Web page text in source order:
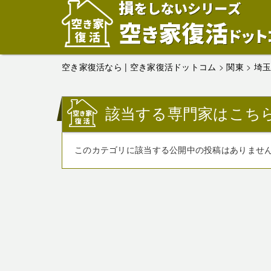
空き家復活なら | 空き家復活ドットコム >関東 > 埼
該当する専門家はこち
このカテゴリに該当する公開中の投稿はありません